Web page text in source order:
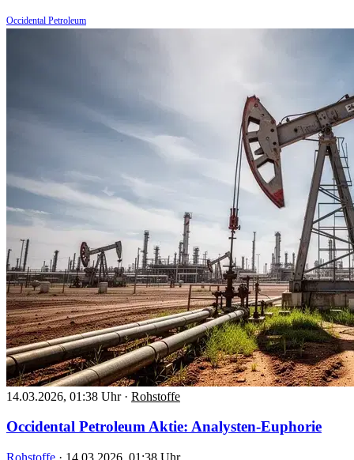
Occidental Petroleum
14.03.2026, 01:38 Uhr · Rohstoffe
Occidental Petroleum Aktie: Analysten-Euphorie
Rohstoffe · 14.03.2026, 01:38 Uhr